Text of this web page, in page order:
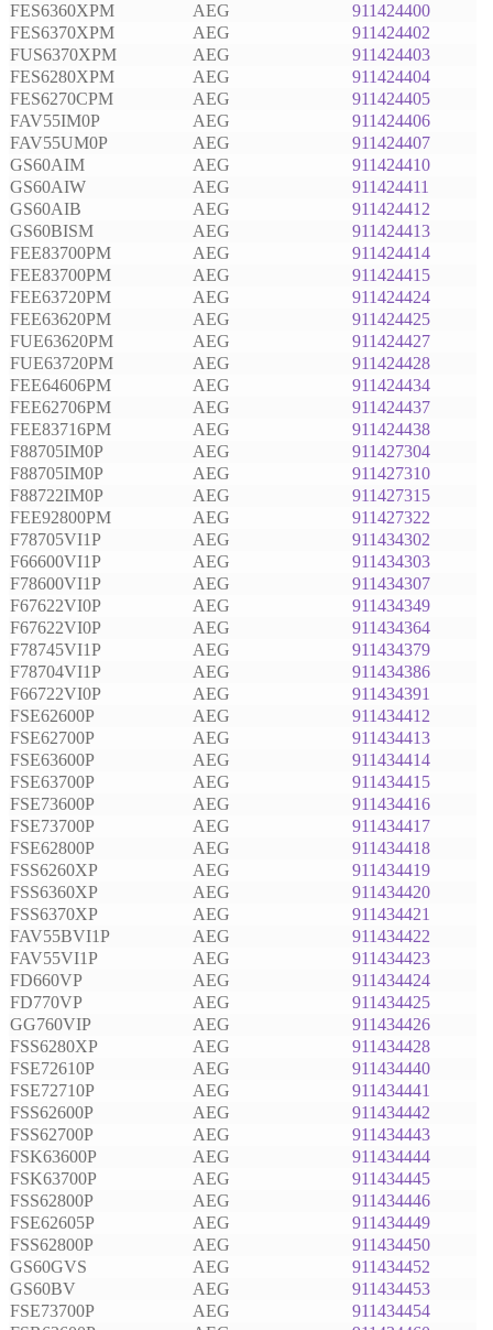
FES6360XPM AEG
911424400
FES6370XPM
AEG
911424402
FUS6370XPM
AEG
911424403
FES6280XPM
AEG
911424404
FES6270CPM
AEG
911424405
FAV55IM0P
AEG
911424406
FAV55UM0P
AEG
911424407
GS60AIM
AEG
911424410
GS60AIW
AEG
911424411
GS60AIB
AEG
911424412
GS60BISM
AEG
911424413
FEE83700PM
AEG
911424414
FEE83700PM
AEG
911424415
FEE63720PM
AEG
911424424
FEE63620PM
AEG
911424425
FUE63620PM
AEG
911424427
FUE63720PM
AEG
911424428
FEE64606PM
AEG
911424434
FEE62706PM
AEG
911424437
FEE83716PM
AEG
911424438
F88705IM0P
AEG
911427304
F88705IM0P
AEG
911427310
F88722IM0P
AEG
911427315
FEE92800PM
AEG
911427322
F78705VI1P
AEG
911434302
F66600VI1P
AEG
911434303
F78600VI1P
AEG
911434307
F67622VI0P
AEG
911434349
F67622VI0P
AEG
911434364
F78745VI1P
AEG
911434379
F78704VI1P
AEG
911434386
F66722VI0P
AEG
911434391
FSE62600P
AEG
911434412
FSE62700P
AEG
911434413
FSE63600P
AEG
911434414
FSE63700P
AEG
911434415
FSE73600P
AEG
911434416
FSE73700P
AEG
911434417
FSE62800P
AEG
911434418
FSS6260XP
AEG
911434419
FSS6360XP
AEG
911434420
FSS6370XP
AEG
911434421
FAV55BVI1P
AEG
911434422
FAV55VI1P
AEG
911434423
FD660VP
AEG
911434424
FD770VP
AEG
911434425
GG760VIP
AEG
911434426
FSS6280XP
AEG
911434428
FSE72610P
AEG
911434440
FSE72710P
AEG
911434441
FSS62600P
AEG
911434442
FSS62700P
AEG
911434443
FSK63600P
AEG
911434444
FSK63700P
AEG
911434445
FSS62800P
AEG
911434446
FSE62605P
AEG
911434449
FSS62800P
AEG
911434450
GS60GVS
AEG
911434452
GS60BV
AEG
911434453
FSE73700P
AEG
911434454